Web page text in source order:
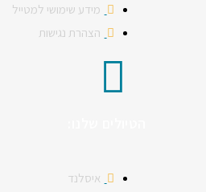
מידע שימושי למטייל
הצהרת נגישות
איסלנד